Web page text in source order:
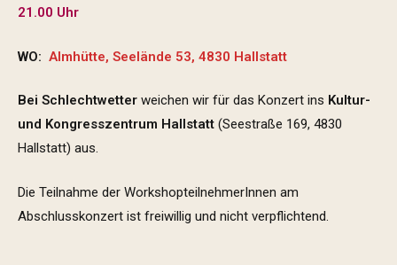
21.00 Uhr
WO: Almhütte, Seelände 53, 4830 Hallstatt
Bei Schlechtwetter weichen wir für das Konzert ins Kultur-
und Kongresszentrum Hallstatt (Seestraße 169, 4830
Hallstatt) aus.
Die Teilnahme der WorkshopteilnehmerInnen am
Abschlusskonzert ist freiwillig und nicht verpflichtend.